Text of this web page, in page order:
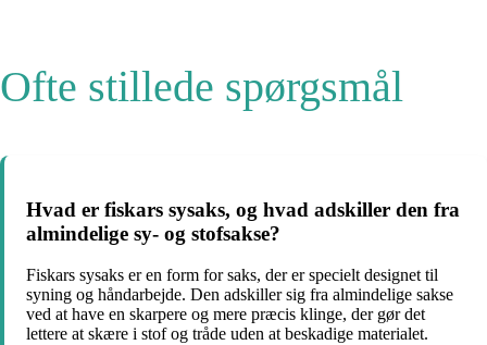
Ofte stillede spørgsmål
Hvad er fiskars sysaks, og hvad adskiller den fra
almindelige sy- og stofsakse?
Fiskars sysaks er en form for saks, der er specielt designet til
syning og håndarbejde. Den adskiller sig fra almindelige sakse
ved at have en skarpere og mere præcis klinge, der gør det
lettere at skære i stof og tråde uden at beskadige materialet.